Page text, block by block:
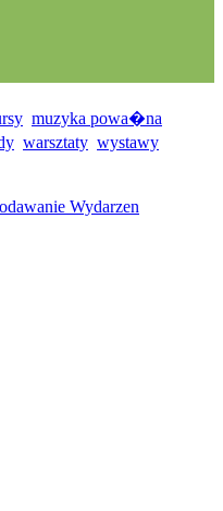
muzyka powa�na
warsztaty wystawy